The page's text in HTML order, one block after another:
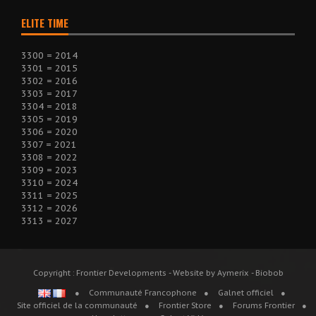
ELITE TIME
3300 = 2014
3301 = 2015
3302 = 2016
3303 = 2017
3304 = 2018
3305 = 2019
3306 = 2020
3307 = 2021
3308 = 2022
3309 = 2023
3310 = 2024
3311 = 2025
3312 = 2026
3313 = 2027
Copyright : Frontier Developments - Website by Aymerix - Biobob
Communauté Francophone
Galnet officiel
Site officiel de la communauté
Frontier Store
Forums Frontier